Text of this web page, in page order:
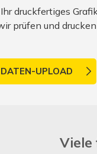
druckfertiges
prüfen und drucken
DATEN-UPLOAD
Viele